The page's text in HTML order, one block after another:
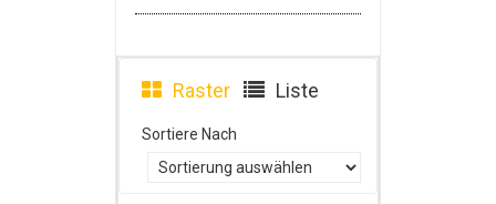
Raster Liste
Sortiere Nach